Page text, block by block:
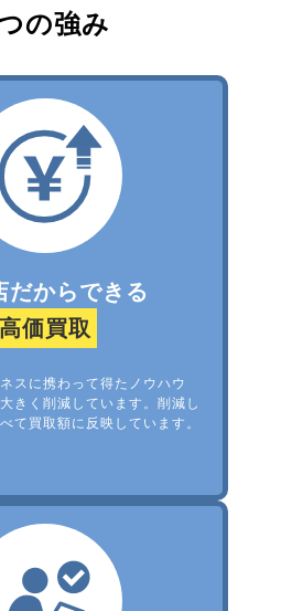
の強み
だからできる
高価買取
スに携わって得たノウハウ
きく削減しています。削減し
て買取額に反映しています。